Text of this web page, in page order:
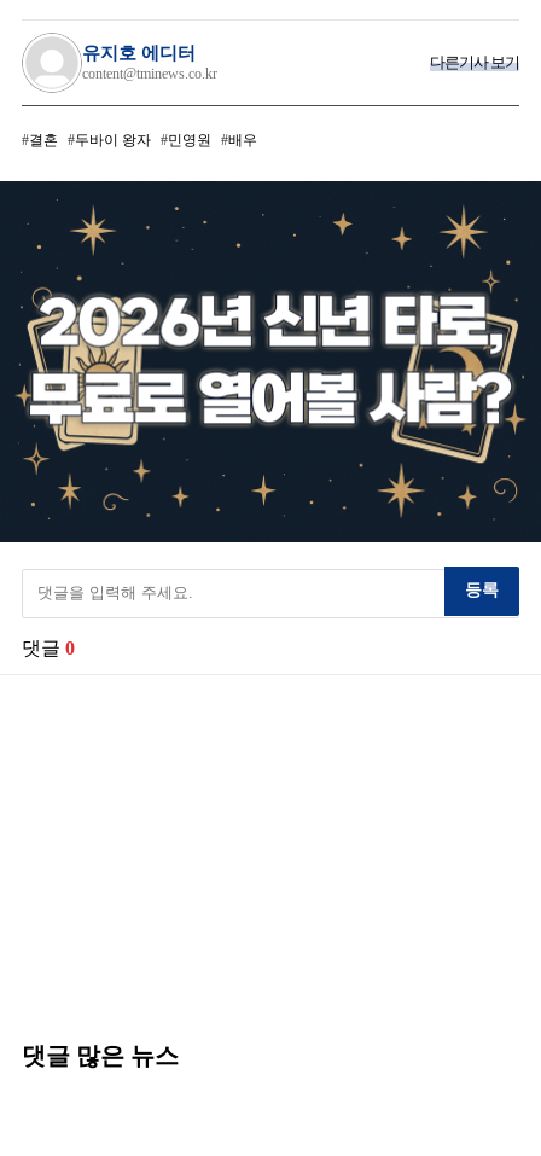
유지호 에디터
content@tminews.co.kr
다른기사 보기
결혼 두바이 왕자 민영원 배우
등록
댓글 0
댓글 많은 뉴스